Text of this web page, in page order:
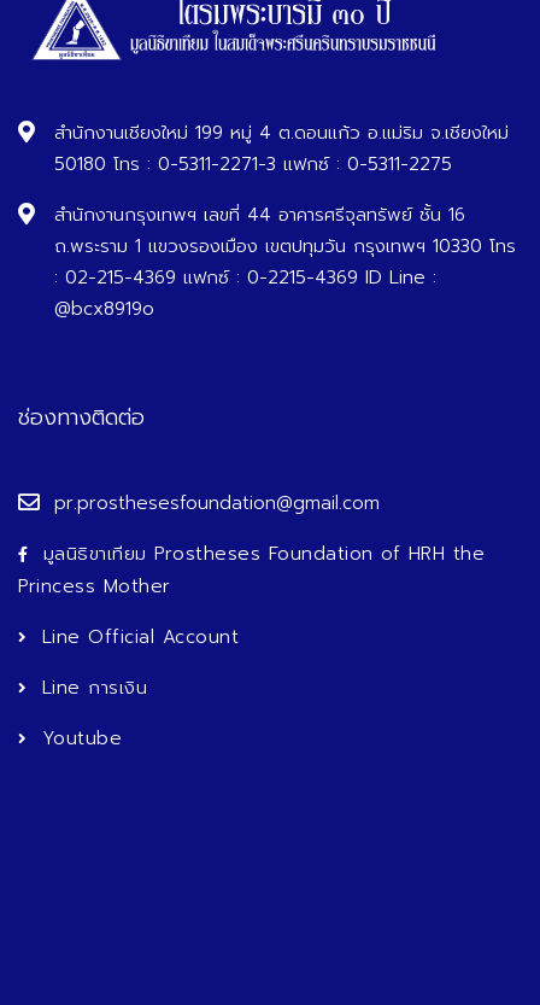
สำนักงานเชียงใหม่ 199 หมู่ 4 ต.ดอนแก้ว อ.แม่ริม จ.เชียงใหม่
50180 โทร : 0-5311-2271-3 แฟกซ์ : 0-5311-2275
สำนักงานกรุงเทพฯ เลขที่ 44 อาคารศรีจุลทรัพย์ ชั้น 16
ถ.พระราม 1 แขวงรองเมือง เขตปทุมวัน กรุงเทพฯ 10330 โทร
: 02-215-4369 แฟกซ์ : 0-2215-4369 ID Line :
@bcx8919o
ช่องทางติดต่อ
pr.prosthesesfoundation@gmail.com
มูลนิธิขาเทียม Prostheses Foundation of HRH the
Princess Mother
Line Official Account
Line การเงิน
Youtube